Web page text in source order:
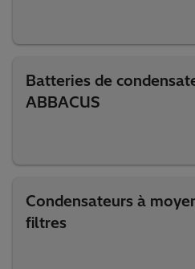
Batteries de
ABBACUS
Condensateurs à
filtres